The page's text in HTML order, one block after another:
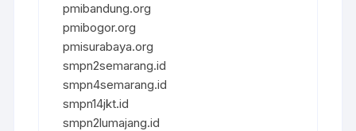
pmibandung.org
pmibogor.org
pmisurabaya.org
smpn2semarang.id
smpn4semarang.id
smpn14jkt.id
smpn2lumajang.id